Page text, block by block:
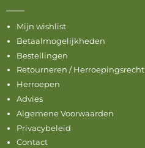
Mijn wishlist
Betaalmogelijkheden
Bestellingen
Retourneren / Herroepingsrecht
Herroepen
Advies
Algemene Voorwaarden
Privacybeleid
Contact